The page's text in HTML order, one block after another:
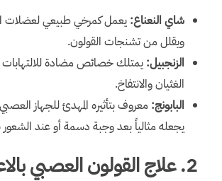
شاي النعناع: يعمل كمرخي طبيعي لعضلات
ويقلل من تشنجات القولون.
الزنجبيل: يمتلك خصائص مضادة للالتهابات
الغثيان والانتفاخ.
البابونج: معروف بتأثيره المهدئ للجهاز
يجعله مثالياً بعد وجبة دسمة أو عند الشعور
2. علاج القولون العصبي